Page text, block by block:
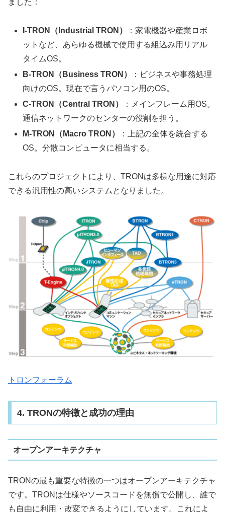
I-TRON（Industrial TRON）
：家電機器や産業ロボ
ットなど、あらゆる機械で使用する組込み用リアル
タイムOS。
B-TRON（Business TRON）
：ビジネスや事務処理
向けのOS。現在で言うパソコン用のOS。
C-TRON（Central TRON）
：メインフレーム用OS。
通信ネットワークのセンターの役割を担う。
M-TRON（Macro TRON）
：上記の全体を統合する
OS。分散コンピュータに相当する。
これらのプロジェクトにより、TRONは多様な用途に対応
できる汎用性の高いシステムとなりました。
トロンフォーラム
4. TRONの特徴と成功の理由
オープンアーキテクチャ
TRONの最も重要な特徴の一つはオープンアーキテクチャ
です。TRONは仕様やソースコードを無償で公開し、誰で
も自由に利用・改変できるようにしています。これによ